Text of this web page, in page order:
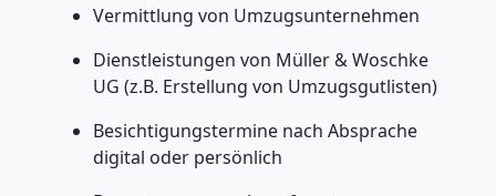
Vermittlung von Umzugsunternehmen
Dienstleistungen von Müller & Woschke
UG (z.B. Erstellung von Umzugsgutlisten)
Besichtigungstermine nach Absprache
digital oder persönlich
Steyr
Kleintransport